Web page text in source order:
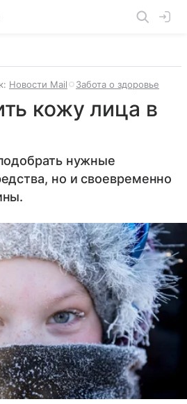
Новости Mail Забота о здоровье
кожу лица в
нужные
но и своевременно